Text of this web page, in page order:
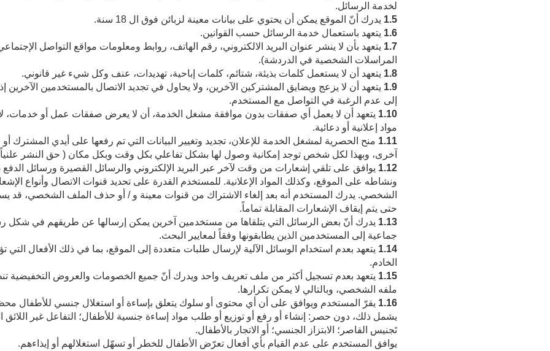
لخدمة الرسائل.
1.5 يدرك أنّ الموقع يمكن أن يحتوي على بيانات معينة لزبائن فوق ال 18 سنة.
1.6 يتعهد باستعمال خدمة الرسائل حسب القوانين.
1.7 يتعهد بأن لا ينشر عنوان البريد الالكتروني، رقم الهاتف، روابط ومعلومات مواقع التواصل
المراسلات الشخصية في الدردشة).
1.8 يتعهد أن لا يستعمل كلمات بذيئة، شتائم، كلمات إباحية، تهديدات، عنف وكل شيء غير قانوني.
1.9 يتعهد أن لا يزعج ويضايق المشتركين الآخرين، ولا يحاول في تجديد الاتصال بالمستخدمين الآخرين
إلى عدم الرغبة في التواصل مع المستخدم.
1.10 يتعهد أن لا يعمل أي صفقات بدون موافقة مشغل الخدمة، أن لا يعرض صفقات عمل أو خدمات،
مواد إعلانية أو دعائية.
1.11 منح الحصرية لمشغل الخدمة للإعلان، تجديد وتغيير البيانات التي تم رفعها على أيدي المشترك
آخرى، وبهذا لكل شخص توجد إمكانية وصول لها بشكل تفاعلي بكل وقت وبكل مكان ( حق النشر
1.12 يوافق على تلقي إشعارات من وقت لآخر عبر البريد الإلكتروني والرسائل القصيرة ورسائل
ونشاطه على الموقع، وكذلك المواد الإعلانية. للمستخدم القدرة على تحديد قنوات الاتصال وأنواع
حتى يتم إيقاف الإشعارات المقابلة تماماً.
1.13 يدرك أنّ بعض الرسائل التي يتلقاها من مستخدمين آخرين يمكن إرسالها عن طريقهم في شكل
جماعية إلى المستخدمين الذين يطابقونها وفقاً لمعايير البحث.
1.14 يتعهد بعدم استخدام الوسائل الآلية لإرسال طلبات متعددة إلى الموقع، بما في ذلك الأفعال
الخادم.
1.15 يتعهد بعدم تسجيل أكثر من ملف تعريف واحد ويدرك أنّ جميع الخصومات والعروض التخفيضية
ملفه الشخصي، وبالتالي لا يمكن تكرارها.
1.16 يقرّ المستخدم ويوافق على أن أي محتوى أو سلوك يتعلق بإساءة أو استغلال جنسي للأطفال
يشمل ذلك، دون حصر: إنشاء أو رفع أو توزيع أو طلب مواد إساءة جنسية للأطفال؛ التفاعل غير اللائق
تَجنيس القاصر؛ الابتزاز الجنسي؛ أو الاتجار بالأطفال.
يوافق المستخدم على عدم القيام بأي أفعال تعرّض الأطفال للخطر أو تسهّل استغلالهم أو إيذاءهم.